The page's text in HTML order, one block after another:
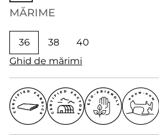
MĂRIME
36 38
40
Ghid de mărimi